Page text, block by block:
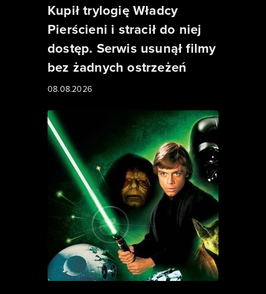
Kupił trylogię Władcy
Pierścieni i stracił do niej
dostęp. Serwis usunął filmy
bez żadnych ostrzeżeń
08.08.2026